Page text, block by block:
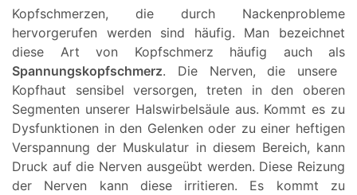
Kopfschmerzen, die durch Nackenprobleme
hervorgerufen werden sind häufig. Man bezeichnet
diese Art von Kopfschmerz häufig auch als
Spannungskopfschmerz. Die Nerven, die unsere
Kopfhaut sensibel versorgen, treten in den oberen
Segmenten unserer Halswirbelsäule aus. Kommt es zu
Dysfunktionen in den Gelenken oder zu einer heftigen
Verspannung der Muskulatur in diesem Bereich, kann
Druck auf die Nerven ausgeübt werden. Diese Reizung
der Nerven kann diese irritieren. Es kommt zu